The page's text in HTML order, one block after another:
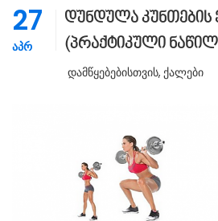
27
ᲐᲞᲠ
დუნდულა კუნთების
(პრაქტიკული
Დამწყებებისთვის, Ქალები